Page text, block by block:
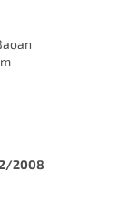
2008